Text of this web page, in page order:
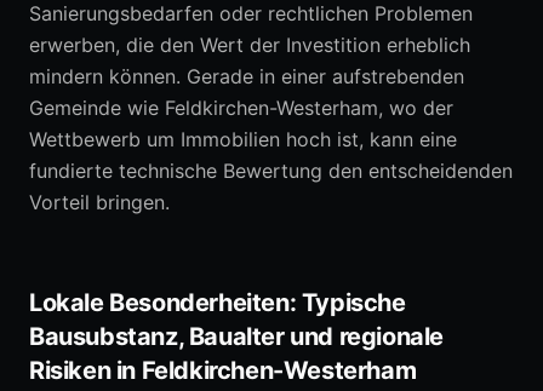
Sanierungsbedarfen oder rechtlichen Problemen
erwerben, die den Wert der Investition erheblich
mindern können. Gerade in einer aufstrebenden
Gemeinde wie Feldkirchen-Westerham, wo der
Wettbewerb um Immobilien hoch ist, kann eine
fundierte technische Bewertung den entscheidenden
Vorteil bringen.
Lokale Besonderheiten: Typische
Bausubstanz, Baualter und regionale
Risiken in Feldkirchen-Westerham